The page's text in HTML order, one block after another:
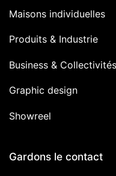
Maisons individuelles
Produits & Industrie
Business & Collectivités
Graphic design
Showreel
Gardons le contact